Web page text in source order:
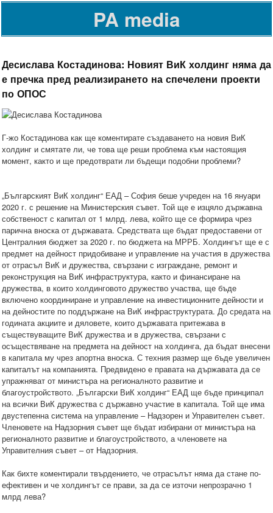
PA media
Десислава Костадинова: Новият ВиК холдинг няма да
е пречка пред реализирането на спечелени проекти
по ОПОС
Г-жо Костадинова как ще коментирате създаването на новия ВиК
холдинг и смятате ли, че това ще реши проблема към настоящия
момент, както и ще предотврати ли бъдещи подобни проблеми?
„Българският ВиК холдинг“ ЕАД – София беше учреден на 16 януари
2020 г. с решение на Министерския съвет. Той ще е изцяло държавна
собственост с капитал от 1 млрд. лева, който ще се формира чрез
парична вноска от държавата. Средствата ще бъдат предоставени от
Централния бюджет за 2020 г. по бюджета на МРРБ. Холдингът ще е с
предмет на дейност придобиване и управление на участия в дружества
от отрасъл ВиК и дружества, свързани с изграждане, ремонт и
реконструкция на ВиК инфраструктура, както и финансиране на
дружества, в които холдинговото дружество участва, ще бъде
включено координиране и управление на инвестиционните дейности и
на дейностите по поддържане на ВиК инфраструктурата. До средата на
годината акциите и дяловете, които държавата притежава в
съществуващите ВиК дружества и в дружества, свързани с
осъществяване на предмета на дейност на холдинга, да бъдат внесени
в капитала му чрез апортна вноска. С техния размер ще бъде увеличен
капиталът на компанията. Предвидено е правата на държавата да се
упражняват от министъра на регионалното развитие и
благоустройството. „Български ВиК холдинг“ ЕАД ще бъде принципал
на всички ВиК дружества с държавно участие в капитала. Той ще има
двустепенна система на управление – Надзорен и Управителен съвет.
Членовете на Надзорния съвет ще бъдат избирани от министъра на
регионалното развитие и благоустройството, а членовете на
Управителния съвет – от Надзорния.
Как бихте коментирали твърдението, че отрасълът няма да стане по-
ефективен и че холдингът се прави, за да се източи непрозрачно 1
млрд лева?